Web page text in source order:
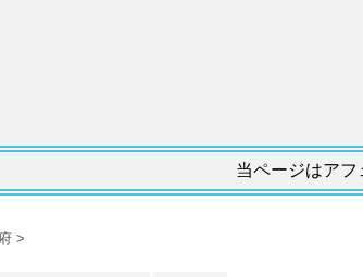
当ページはアフ
>